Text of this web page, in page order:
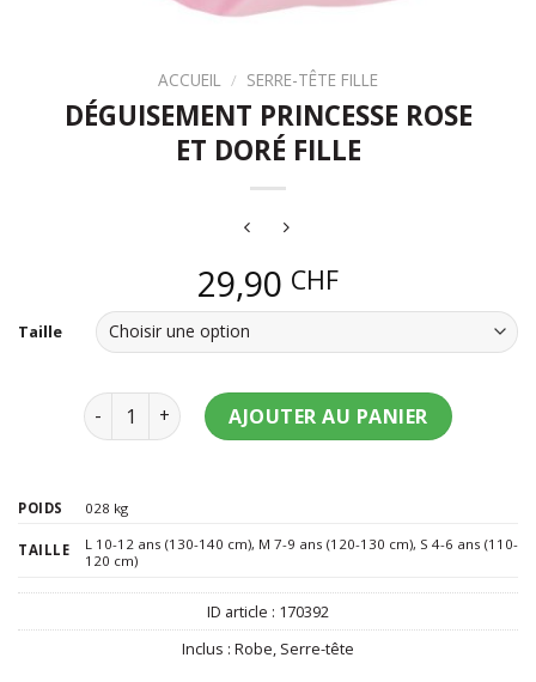
ACCUEIL / SERRE-TÊTE FILLE
DÉGUISEMENT PRINCESSE ROSE
ET DORÉ FILLE
29,90 CHF
Taille
quantité de Déguisement princesse rose et doré
AJOUTER AU PANIER
POIDS 028 kg
TAILLE L 10-12 ans (130-140 cm), M 7-9 ans (120-130 cm), S 4-6 ans (110-
120 cm)
ID article : 170392
Inclus : Robe, Serre-tête